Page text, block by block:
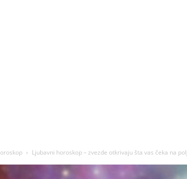
Ljubavni horoskop – zvezde otkrivaju šta vas čeka na